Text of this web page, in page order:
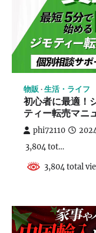
物販 生活・ライフ
初心者に最適！
ティー転売マニ
phi72110
3,804 tot…
3,804 total